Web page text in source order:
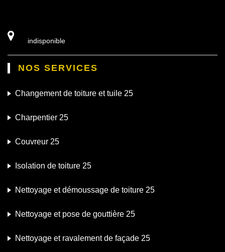
indisponible
NOS SERVICES
Changement de toiture et tuile 25
Charpentier 25
Couvreur 25
Isolation de toiture 25
Nettoyage et démoussage de toiture 25
Nettoyage et pose de gouttière 25
Nettoyage et ravalement de façade 25